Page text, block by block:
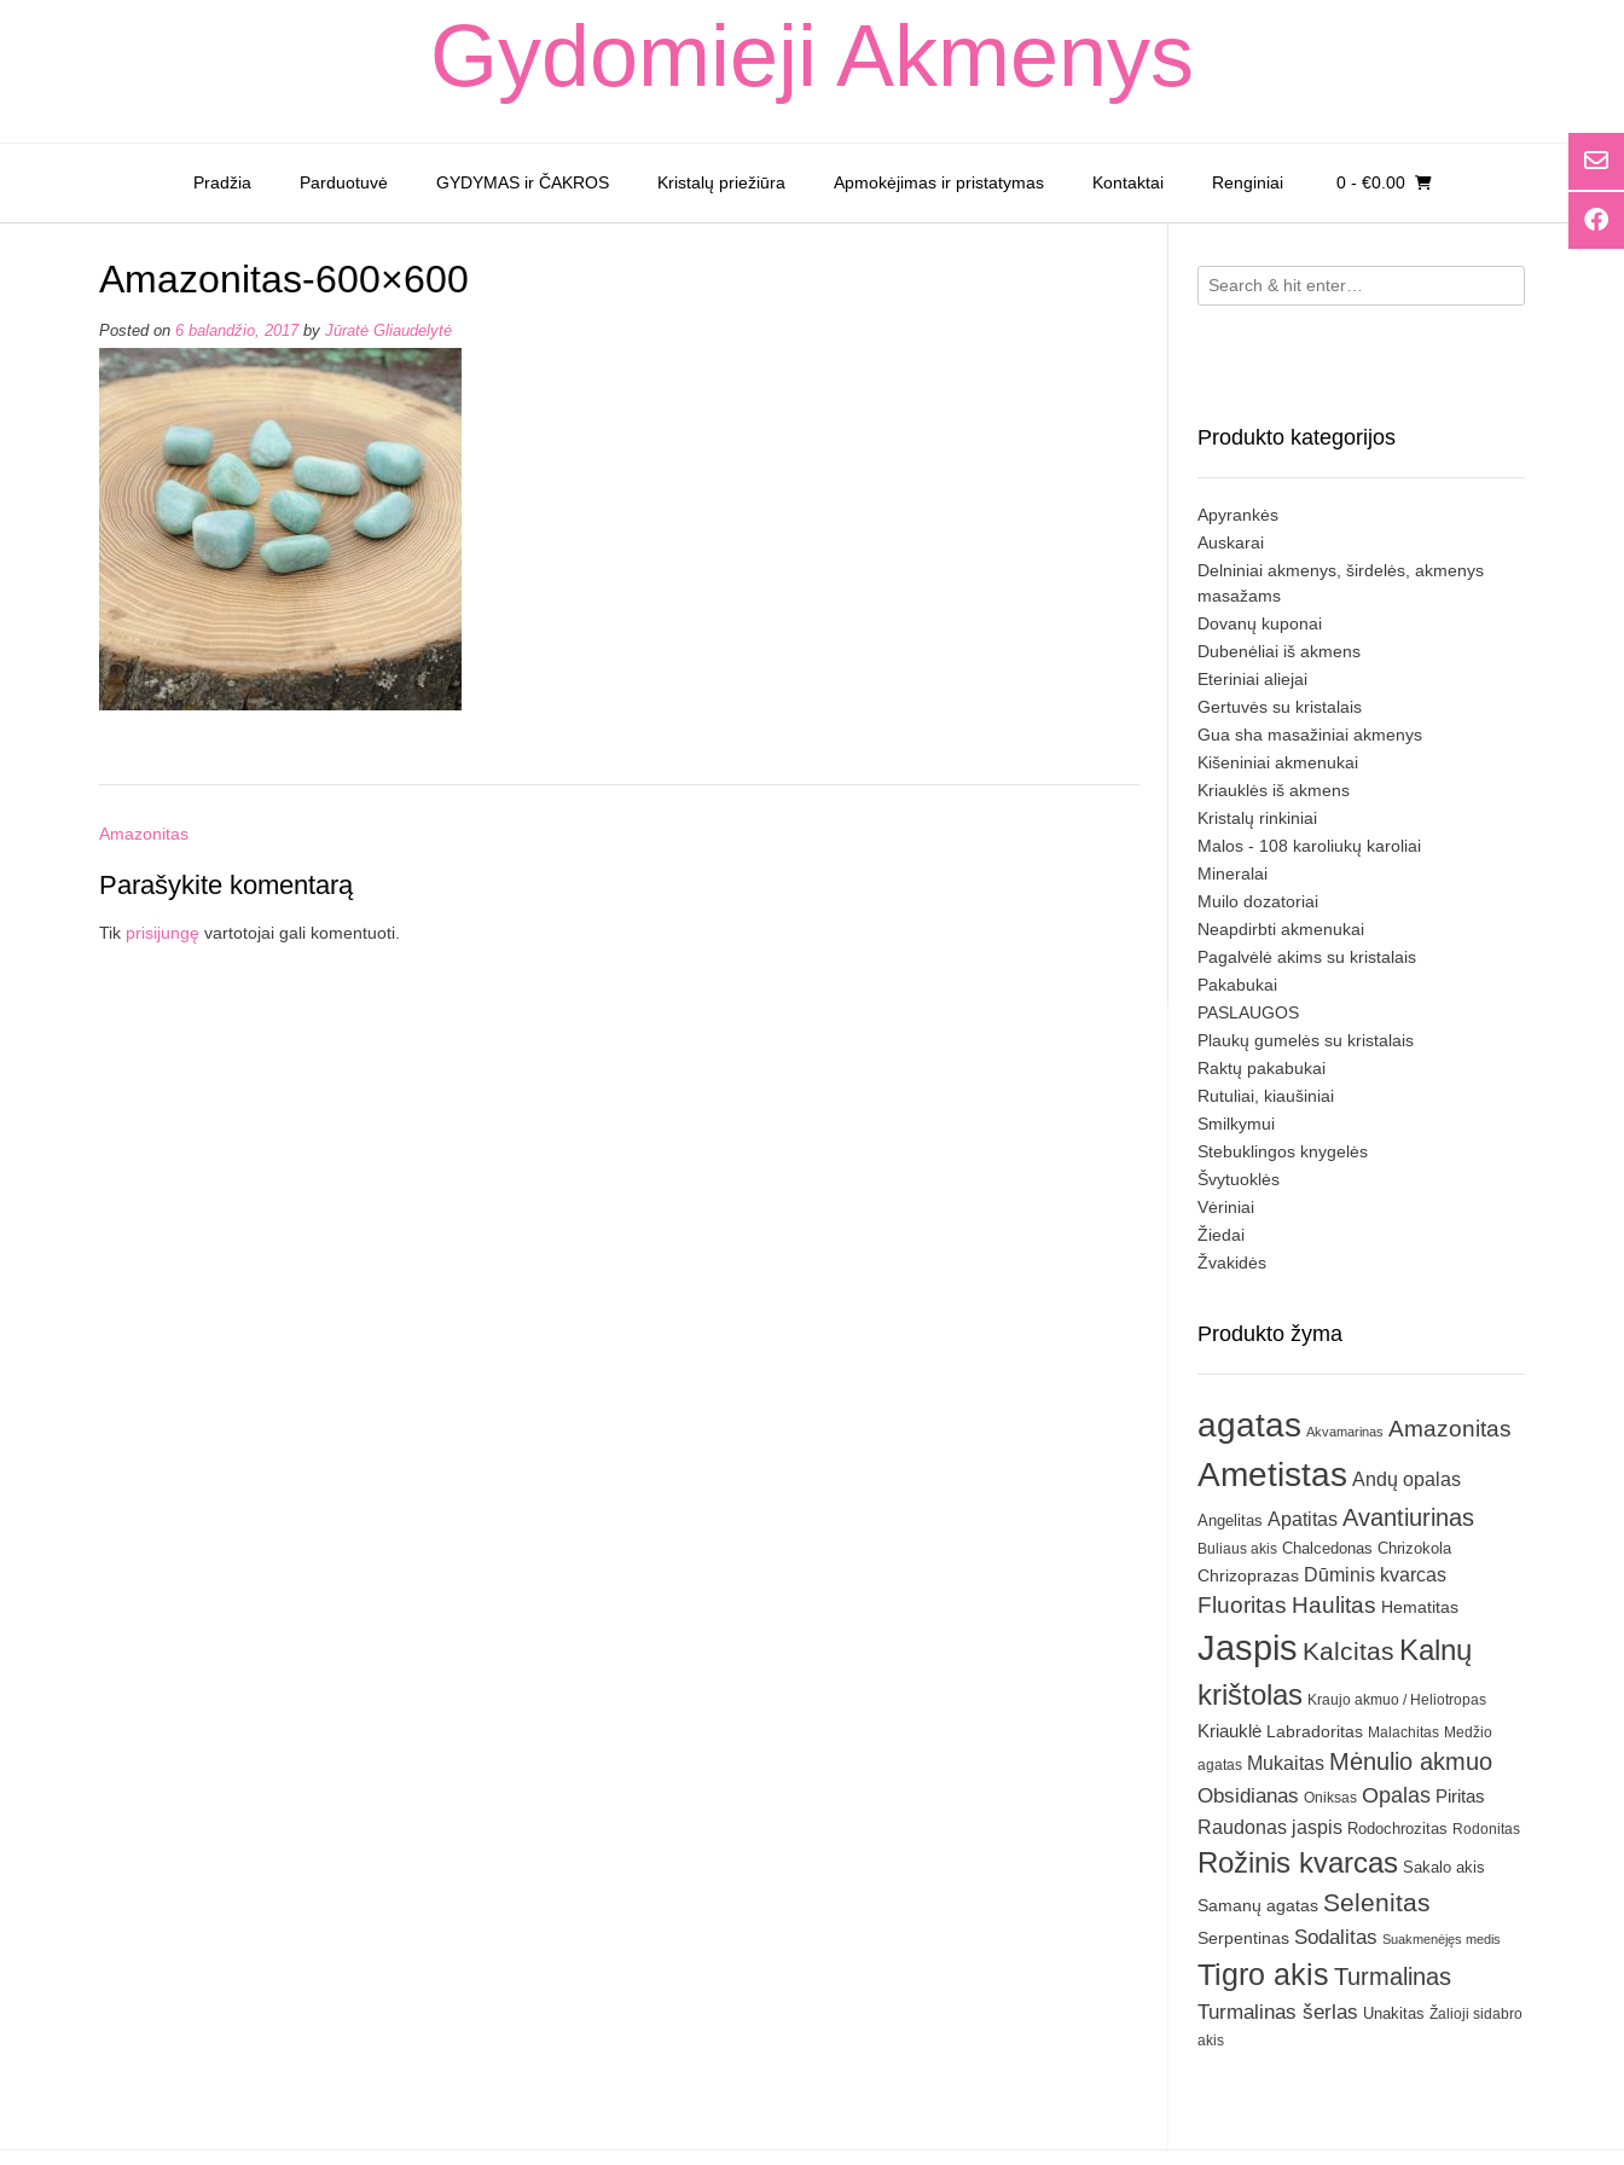
Gydomieji Akmenys
Pradžia Parduotuvė GYDYMAS ir ČAKROS Kristalų priežiūra Apmokėjimas ir pristatymas Kontaktai Renginiai 0- €0.00
Amazonitas-600×600
Posted on 6 balandžio, 2017by Jūratė Gliaudelytė
Post
Amazonitas
Parašykite komentarą
Tik prisijungę vartotojai gali komentuoti.
Produkto kategorijos
Apyrankės
Auskarai
Delniniai akmenys, širdelės, akmenys
masažams
Dovanų kuponai
Dubenėliai iš akmens
Eteriniai aliejai
Gertuvės su kristalais
Gua sha masažiniai akmenys
Kišeniniai akmenukai
Kriauklės iš akmens
Kristalų rinkiniai
Malos - 108 karoliukų karoliai
Mineralai
Muilo dozatoriai
Neapdirbti akmenukai
Pagalvėlė akims su kristalais
Pakabukai
PASLAUGOS
Plaukų gumelės su kristalais
Raktų pakabukai
Rutuliai, kiaušiniai
Smilkymui
Stebuklingos knygelės
Švytuoklės
Vėriniai
Žiedai
Žvakidės
Produkto žyma
agatas Akvamarinas Amazonitas
Ametistas Andų opalas
Angelitas Apatitas Avantiurinas
Buliaus akis Chalcedonas Chrizokola
Chrizoprazas Dūminis kvarcas
Fluoritas Haulitas Hematitas
Jaspis Kalcitas Kalnų
krištolas Kraujo akmuo / Heliotropas
Kriauklė Labradoritas Malachitas Medžio
agatas Mukaitas Mėnulio akmuo
Obsidianas Oniksas Opalas Piritas
Raudonas jaspis Rodochrozitas Rodonitas
Rožinis kvarcas Sakalo akis
Samanų agatas Selenitas
Serpentinas Sodalitas Suakmenėjęs medis
Tigro akis Turmalinas
Turmalinas šerlas Unakitas Žalioji sidabro
akis